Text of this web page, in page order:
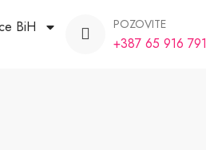
BiH
POZOVITE
+387 65 916 791